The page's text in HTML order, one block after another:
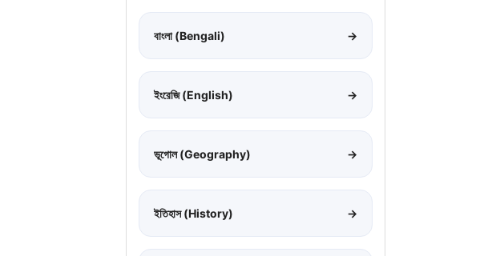
বাংলা (Bengali) →
ইংরেজি (English) →
ভূগোল (Geography) →
ইতিহাস (History) →